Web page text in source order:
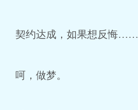
契约达成，如果想反悔……
呵，做梦。